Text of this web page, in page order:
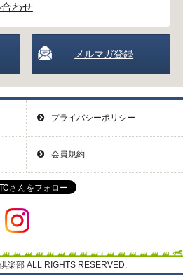
わせ
メルマガ登録
プライバシーポリシー
会員規約
楽部 ALL RIGHTS RESERVED.